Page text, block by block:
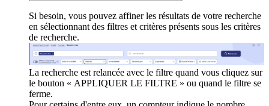
Si besoin, vous pouvez affiner les résultats de votre recherche
en sélectionnant des filtres et critères présents sous les critères
de recherche.
La recherche est relancée avec le filtre quand vous cliquez sur
le bouton « APPLIQUER LE FILTRE » ou quand le filtre se
ferme.